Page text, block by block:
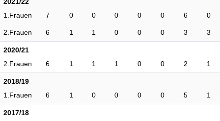
2021/22
1.Frauen
7 0 0 0 0 0 6 0
2.Frauen 6 1 1 0 0 0 3 3
2020/21
2.Frauen
6 1 1 1 0 0 2 1
2018/19
1.Frauen
6 1 0 0 0 0 5 1
2017/18